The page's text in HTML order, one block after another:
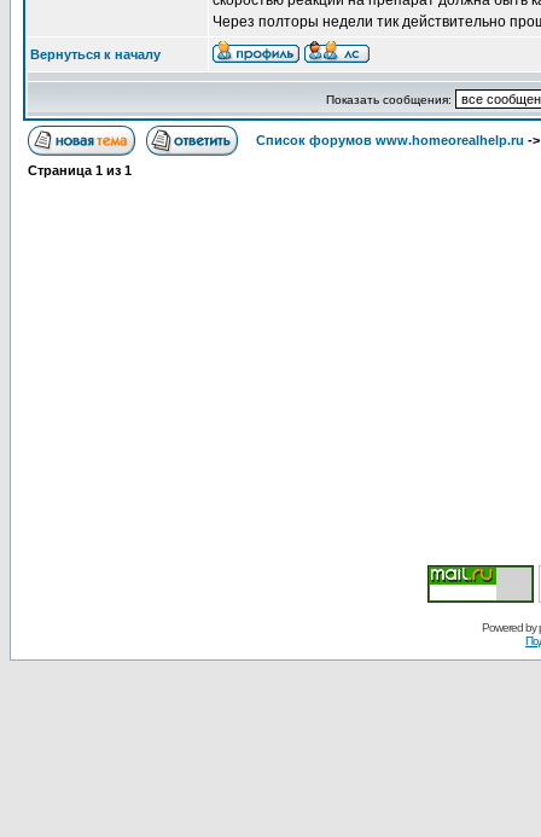
Через полторы недели тик действительно
Вернуться к началу
Показать сообщения:
Список форумов www.homeorealhelp.ru -
Страница 1 из 1
Powered by